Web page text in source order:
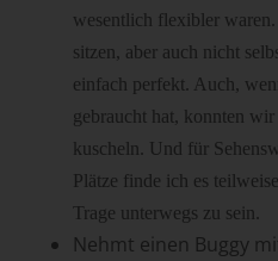
wesentlich flexibler
sitzen, aber auch nicht
einfach perfekt. Auch,
gebraucht hat, konnten
kuscheln. Und für
Plätze finde ich es
Trage unterwegs zu sein.
Nehmt einen Buggy